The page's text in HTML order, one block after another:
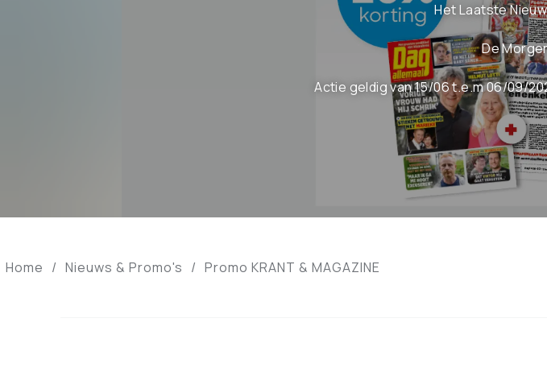
Het Laatste
De
Actie geldig van 15/06 t.e.m 06/09/
Home / Nieuws & Promo's / Promo KRANT & MAGAZINE